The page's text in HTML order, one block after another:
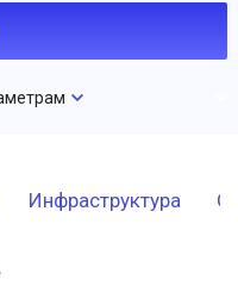
Инфраструктура